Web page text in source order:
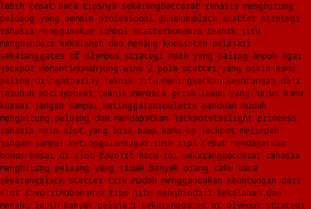
lebih cepat baca tipsnya sekarang baccarat rahasia menghitung
peluang yang pemain profesional gunakan black scatter strategi
rahasia menggunakan simbol scatterbonanza teknik jitu
menghindari kekalahan dan menang konsisten pelajari
sekaranggates of olympus strategi main yang paling ampuh agar
jackpot menantimumahjong wins 2 pola scatter yang bikin kamu
paling diingatparlay teknik jitu meningkatkan keuntungan dari
taruhan parlaypoker teknik membaca gerak lawan yang harus kamu
kuasai jangan sampai ketinggalanroulette panduan mudah
menghitung peluang dan mendapatkan jackpotstarlight princess
rahasia main slot yang bisa bawa kamu ke jackpot melimpah
jangan sampai ketinggalansugar rush tips cepat mendapatkan
bonus besar di slot favorit baca ini sekarang baccarat rahasia
menghitung peluang yang tidak banyak orang tahu baca
sekarang black scatter trik mudah menggandakan keuntungan dari
slot favoritmu bonanza tips jitu menghindari kekalahan dan
menang lebih banyak pelajari sekaranggates of olympus strategi